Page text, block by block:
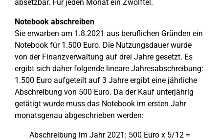
absetzbar. Für jeden Monat ein Zwölftel.
Notebook abschreiben
Sie erwarben am 1.8.2021 aus beruflichen Gründen ein
Notebook für 1.500 Euro. Die Nutzungsdauer wurde
von der Finanzverwaltung auf drei Jahre gesetzt. Es
ergibt sich daher folgende lineare Jahresabschreibung:
1.500 Euro aufgeteilt auf 3 Jahre ergibt eine jährliche
Abschreibung von 500 Euro. Da der Kauf unterjährig
getätigt wurde muss das Notebook im ersten Jahr
monatsgenau abgeschrieben werden:
Abschreibung im Jahr 2021: 500 Euro x 5/12 =